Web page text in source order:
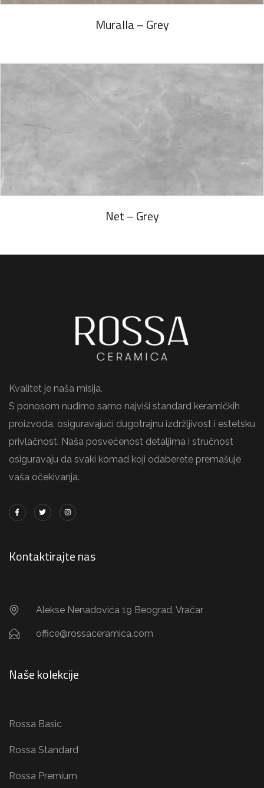
Muralla – Grey
Net – Grey
Kvalitet je naša misija.
S ponosom nudimo samo najviši standard keramičkih
proizvoda, osiguravajući dugotrajnu izdržljivost i estetsku
privlačnost. Naša posvećenost detaljima i stručnost
osiguravaju da svaki komad koji odaberete premašuje
vaša očekivanja.
Kontaktirajte nas
Alekse Nenadovića 19 Beograd, Vračar
office@rossaceramica.com
Naše kolekcije
Rossa Basic
Rossa Standard
Rossa Premium